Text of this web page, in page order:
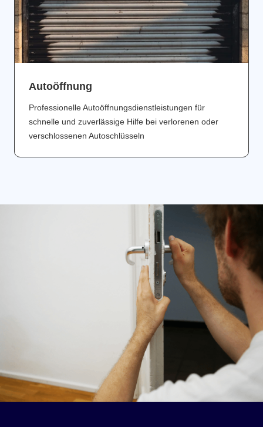
Аutoöffnung
Professionelle Autoöffnungsdienstleistungen für
schnelle und zuverlässige Hilfe bei verlorenen oder
verschlossenen Autoschlüsseln